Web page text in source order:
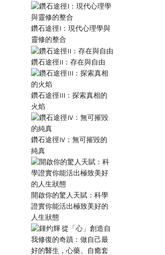
鑽石途徑I：現代心理學與
靈修的整合
鑽石途徑II：存在與自由
鑽石途徑III：探索真相的
火焰
鑽石途徑IV：無可摧毀的
純真
開啟你的驚人天賦：科學
證實你能活出極致美好的
人生狀態